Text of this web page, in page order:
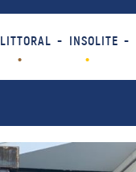
LITTORAL INSOLITE